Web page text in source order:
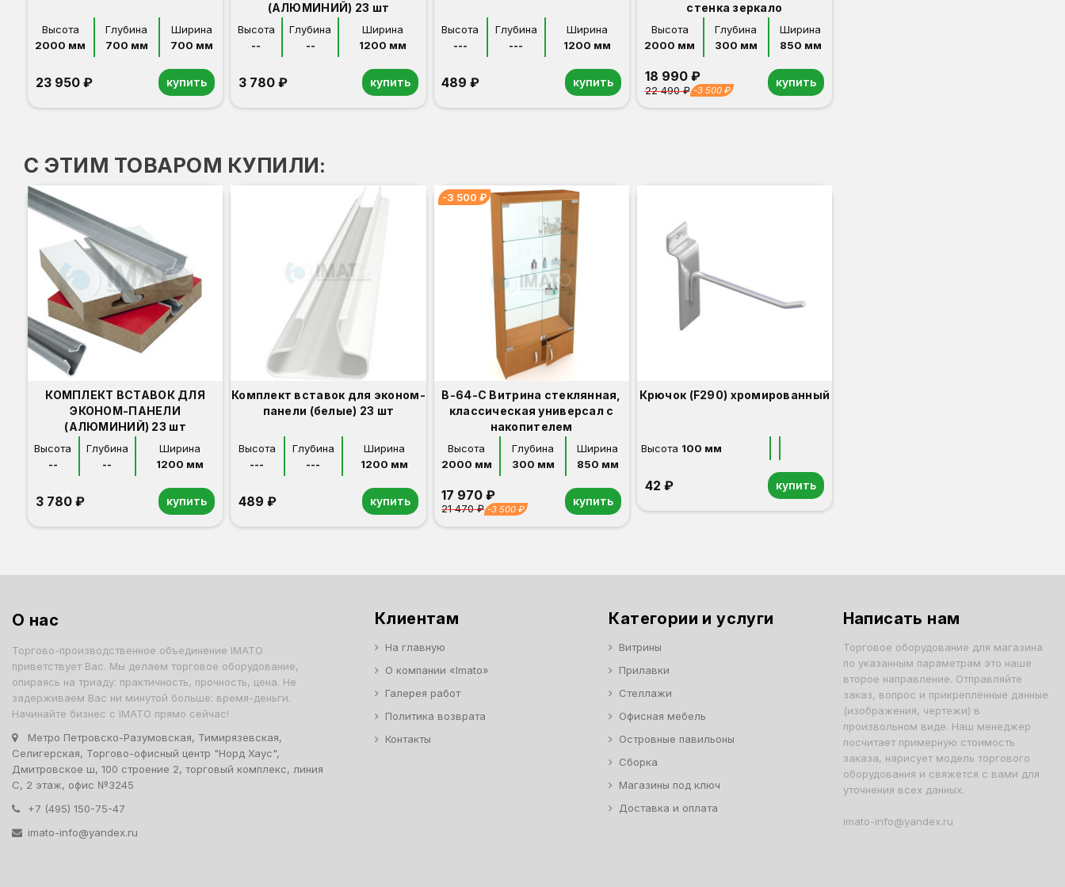
Высота
2000 мм
Глубина
700 мм
Ширина
700 мм
23 950 ₽ купить
(АЛЮМИНИЙ) 23 шт
Высота
--
Глубина
--
Ширина
1200 мм
3 780 ₽ купить
Высота
---
Глубина
---
Ширина
1200 мм
489 ₽ купить
стенка зеркало
Высота
2000 мм
Глубина
300 мм
Ширина
850 мм
18 990 ₽
22 490 ₽ -3 500 ₽
Орех
Белый
Серый
Светлый бук
Венге
Дуб сонома
купить
С ЭТИМ ТОВАРОМ КУПИЛИ:
КОМПЛЕКТ ВСТАВОК ДЛЯ
ЭКОНОМ-ПАНЕЛИ
(АЛЮМИНИЙ) 23 шт
Высота
--
Глубина
--
Ширина
1200 мм
3 780 ₽ купить
Комплект вставок для эконом-
панели (белые) 23 шт
Высота
---
Глубина
---
Ширина
1200 мм
489 ₽ купить
-3 500 ₽
В-64-С Витрина стеклянная,
классическая универсал с
накопителем
Высота
2000 мм
Глубина
300 мм
Ширина
850 мм
17 970 ₽
21 470 ₽ -3 500 ₽
купить
Крючок (F290) хромированный
Высота 100 мм
42 ₽ купить
О нас
Торгово-производственное объединение IMATO
приветствует Вас. Мы делаем торговое оборудование,
опираясь на триаду: практичность, прочность, цена. Не
задерживаем Вас ни минутой больше: время-деньги.
Начинайте бизнес с IMATO прямо сейчас!
Метро Петровско-Разумовская, Тимирязевская,
Селигерская, Торгово-офисный центр "Норд Хаус",
Дмитровское ш, 100 строение 2, торговый комплекс, линия
С, 2 этаж, офис №3245
+7 (495) 150-75-47
imato-info@yandex.ru
Клиентам
На главную
О компании «Imato»
Галерея работ
Политика возврата
Контакты
Категории и услуги
Витрины
Прилавки
Стеллажи
Офисная мебель
Островные павильоны
Сборка
Магазины под ключ
Доставка и оплата
Написать нам
Торговое оборудование для магазина
по указанным параметрам это наше
второе направление. Отправляйте
заказ, вопрос и прикреплённые данные
(изображения, чертежи) в
произвольном виде. Наш менеджер
посчитает примерную стоимость
заказа, нарисует модель торгового
оборудования и свяжется с вами для
уточнения всех данных.
imato-info@yandex.ru